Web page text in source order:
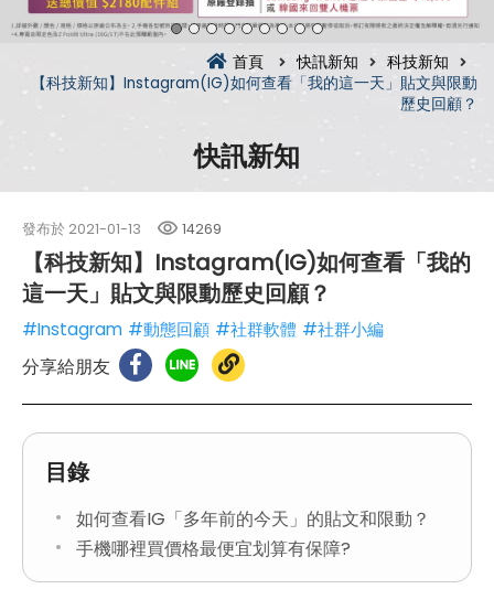
首頁 快訊新知
科技新知
【科技新知】Instagram(IG)如何查看「我的這一天」貼文與限動
歷史回顧？
快訊新知
發布於 2021-01-13 14269
【科技新知】Instagram(IG)如何查看「我的
這一天」貼文與限動歷史回顧？
#Instagram #動態回顧 #社群軟體 #社群小編
分享給朋友
目錄
如何查看IG「多年前的今天」的貼文和限動？
手機哪裡買價格最便宜划算有保障?